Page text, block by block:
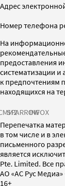
Адрес
Номер телефона
На
предоставления
систематизации и
к предпочтениям
находящихся на
SPARROWINFOX
Перепечатка
в том числе и в
письменного
является
Pte. Limited. Все
AO «АС Рус Медиа»
16+